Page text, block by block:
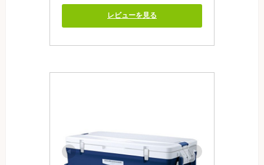
レビューを見る